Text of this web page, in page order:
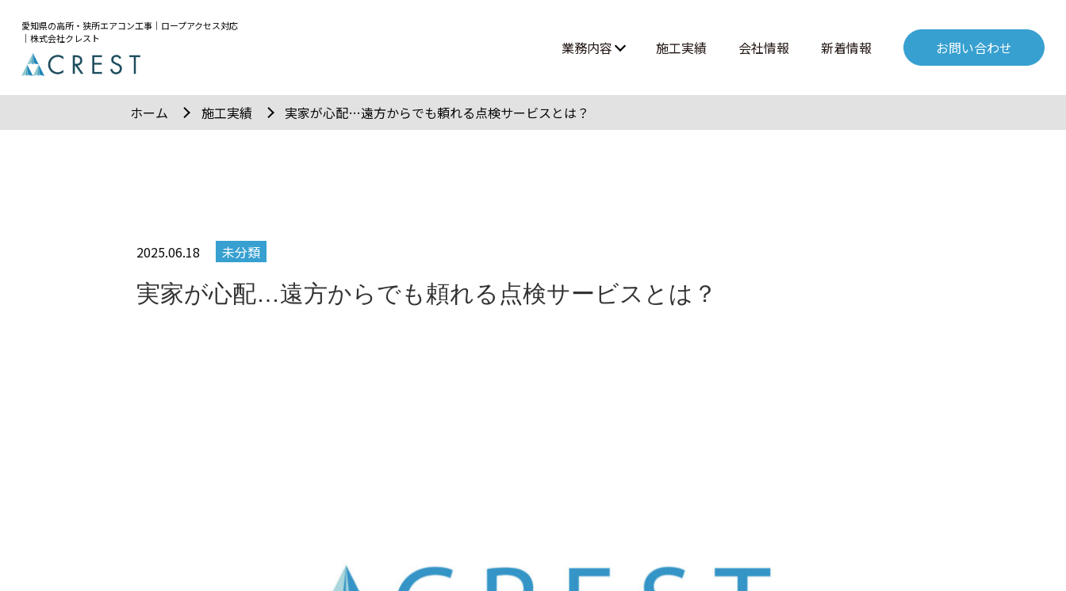
愛知県の高所・狭所エアコン工事｜ロープアクセス対応
｜株式会社クレスト
業務内容
高所作業・ロープアクセス
施工実績 会社情報 新着情報 お問い合わせ
ホーム 施工実績 実家が心配…遠方からでも頼れる点検サービスとは？
2025.06.18 未分類
実家が心配…遠方からでも頼れる点検サービスとは？